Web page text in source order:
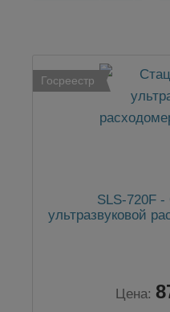
Госреестр
SLS-720F
ультразвуковой
Цена: